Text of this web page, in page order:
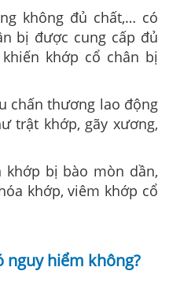
không đủ chất,… có
bị được cung cấp đủ
khớp cổ chân bị
chấn thương lao động
trật khớp, gãy xương,
khớp bị bào mòn dần,
khớp, viêm khớp cổ
nguy hiểm không?